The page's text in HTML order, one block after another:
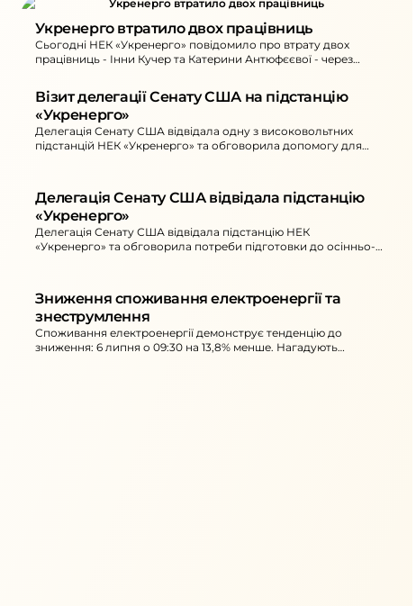
Укренерго втратило двох працівниць
Сьогодні НЕК «Укренерго» повідомило про втрату двох
працівниць - Інни Кучер та Катерини Антюфєєвої - через
Візит делегації Сенату США на підстанцію
«Укренерго»
Делегація Сенату США відвідала одну з високовольтних
підстанцій НЕК «Укренерго» та обговорила допомогу для
Делегація Сенату США відвідала підстанцію
«Укренерго»
Делегація Сенату США відвідала підстанцію НЕК
«Укренерго» та обговорила потреби підготовки до осінньо-
Зниження споживання електроенергії та
знеструмлення
Споживання електроенергії демонструє тенденцію до
зниження: 6 липня о 09:30 на 13,8% менше. Нагадують